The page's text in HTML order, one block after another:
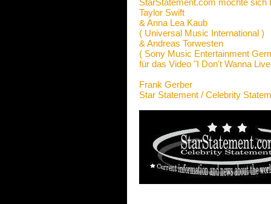
StarStatement.com möchte sich
Taylor Swift
& Anna Lea Kaub
( Universal Music International )
& Andreas Torwesten
( Sony Music Entertainment
für das Video "I Don't Wanna
Frank Gerber
Star Statement / Celebrity